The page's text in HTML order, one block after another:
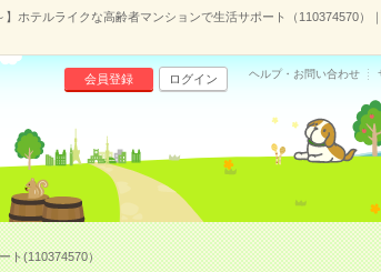
】ホテルライクな高齢者マンションで生活サポート（110374570）
会員登録 ログイン ヘルプ・お問い合わせ
ト(110374570）